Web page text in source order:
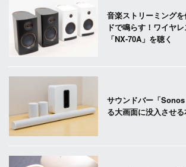
音楽ストリーミング
ドで鳴らす！ワイヤ
「NX-70A」を聴く
サウンドバー「
る大画面に没入させ